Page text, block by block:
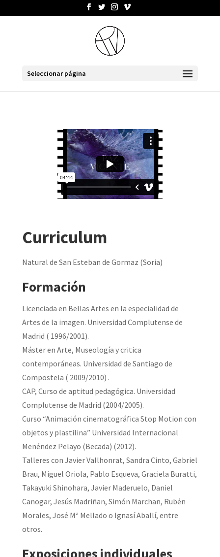
Seleccionar página
Curriculum
Natural de San Esteban de Gormaz (Soria)
Formación
Licenciada en Bellas Artes en la especialidad de
Artes de la imagen. Universidad Complutense de
Madrid ( 1996/2001).
Máster en Arte, Museología y critica
contemporáneas. Universidad de Santiago de
Compostela ( 2009/2010) .
CAP, Curso de aptitud pedagógica. Universidad
Complutense de Madrid (2004/2005).
Curso “Animación cinematográfica Stop Motion con
objetos y plastilina” Universidad Internacional
Menéndez Pelayo (Becada) (2012).
Talleres con Javier Vallhonrat, Sandra Cinto, Gabriel
Brau, Miguel Oriola, Pablo Esqueva, Graciela Buratti,
Takayuki Shinohara, Javier Maderuelo, Daniel
Canogar, Jesús Madriñan, Simón Marchan, Rubén
Morales, José Mª Mellado o Ignasí Aballí, entre
otros.